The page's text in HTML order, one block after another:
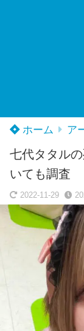
ホーム ア
七代タタル
いても調査
2022-11-29